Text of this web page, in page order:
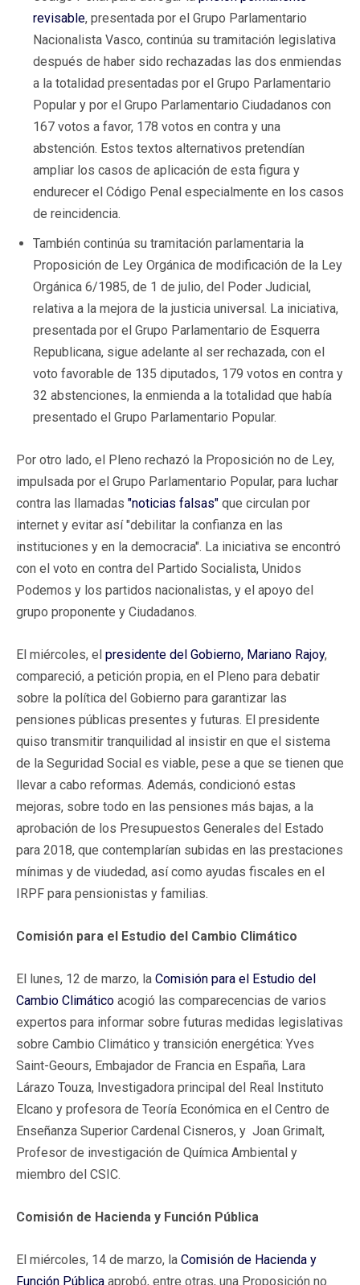
revisable, presentada por el Grupo Parlamentario
Nacionalista Vasco, continúa su tramitación legislativa
después de haber sido rechazadas las dos enmiendas
a la totalidad presentadas por el Grupo Parlamentario
Popular y por el Grupo Parlamentario Ciudadanos con
167 votos a favor, 178 votos en contra y una
abstención. Estos textos alternativos pretendían
ampliar los casos de aplicación de esta figura y
endurecer el Código Penal especialmente en los casos
de reincidencia.
También continúa su tramitación parlamentaria la
Proposición de Ley Orgánica de modificación de la Ley
Orgánica 6/1985, de 1 de julio, del Poder Judicial,
relativa a la mejora de la justicia universal. La iniciativa,
presentada por el Grupo Parlamentario de Esquerra
Republicana, sigue adelante al ser rechazada, con el
voto favorable de 135 diputados, 179 votos en contra y
32 abstenciones, la enmienda a la totalidad que había
presentado el Grupo Parlamentario Popular.
Por otro lado, el Pleno rechazó la Proposición no de Ley,
impulsada por el Grupo Parlamentario Popular, para luchar
contra las llamadas "noticias falsas" que circulan por
internet y evitar así "debilitar la confianza en las
instituciones y en la democracia". La iniciativa se encontró
con el voto en contra del Partido Socialista, Unidos
Podemos y los partidos nacionalistas, y el apoyo del
grupo proponente y Ciudadanos.
El miércoles, el presidente del Gobierno, Mariano Rajoy,
compareció, a petición propia, en el Pleno para debatir
sobre la política del Gobierno para garantizar las
pensiones públicas presentes y futuras. El presidente
quiso transmitir tranquilidad al insistir en que el sistema
de la Seguridad Social es viable, pese a que se tienen que
llevar a cabo reformas. Además, condicionó estas
mejoras, sobre todo en las pensiones más bajas, a la
aprobación de los Presupuestos Generales del Estado
para 2018, que contemplarían subidas en las prestaciones
mínimas y de viudedad, así como ayudas fiscales en el
IRPF para pensionistas y familias.
Comisión para el Estudio del Cambio Climático
El lunes, 12 de marzo, la Comisión para el Estudio del
Cambio Climático acogió las comparecencias de varios
expertos para informar sobre futuras medidas legislativas
sobre Cambio Climático y transición energética: Yves
Saint-Geours, Embajador de Francia en España, Lara
Lárazo Touza, Investigadora principal del Real Instituto
Elcano y profesora de Teoría Económica en el Centro de
Enseñanza Superior Cardenal Cisneros, y Joan Grimalt,
Profesor de investigación de Química Ambiental y
miembro del CSIC.
Comisión de Hacienda y Función Pública
El miércoles, 14 de marzo, la Comisión de Hacienda y
Función Pública aprobó, entre otras, una Proposición no